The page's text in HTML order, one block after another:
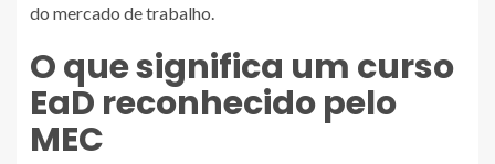
do mercado de trabalho.
O que significa um curso
EaD reconhecido pelo
MEC